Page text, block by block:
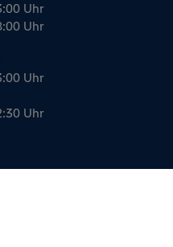
Uhr
Uhr
Uhr
Uhr